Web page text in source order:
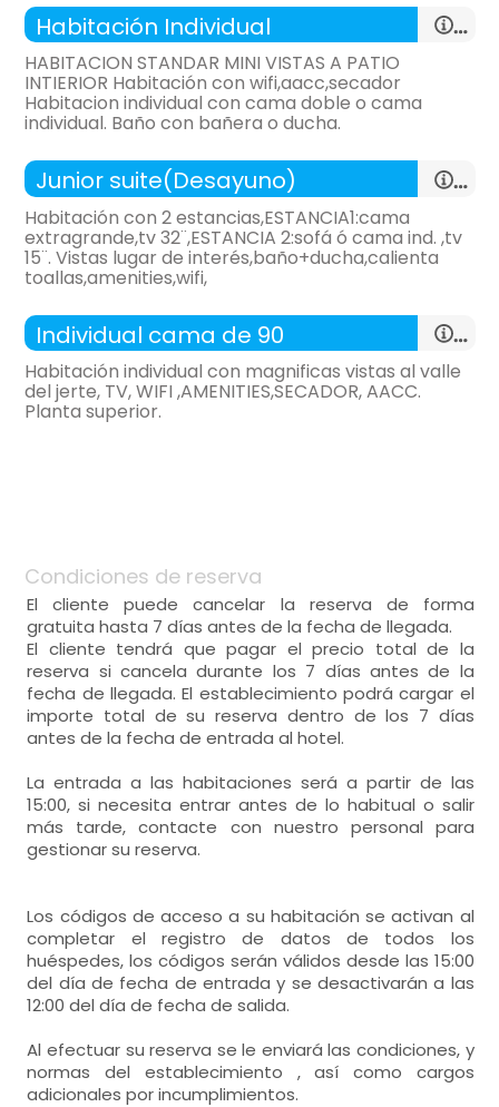
- cama individual (190x180 cm.)
TV,
Calefacción,
Aire acondicionado,
armario,
mesa de estudio,
- habitación con cuarto de baño. Incluye:
WC,
lavabo,
bañera,
secador de pelo,
Amenities,
papel wc,
habitación individual
- cama de gran tamaño (200x180 cm.)
- cama supletoria para 1 persona
TV,
Calefacción,
Aire acondicionado,
mesa de estudio,
- habitación con cuarto de baño. Incluye:
WC,
lavabo,
Habitación Individual
HABITACION STANDAR MINI VISTAS A PATIO
INTIERIOR Habitación con wifi,aacc,secador
Habitacion individual con cama doble o cama
individual. Baño con bañera o ducha.
habitación individual
- cama individual (200x135 cm.)
TV,
Calefacción,
Aire acondicionado,
armario,
secador de pelo,
Amenities,
papel wc,
Junior suite(Desayuno)
Habitación con 2 estancias,ESTANCIA1:cama
extragrande,tv 32¨,ESTANCIA 2:sofá ó cama ind. ,tv
15¨. Vistas lugar de interés,baño+ducha,calienta
toallas,amenities,wifi,
habitación con varias camas
TV,
Calefacción,
Aire acondicionado,
armario,
mesa de estudio,
- habitación con cuarto de baño. Incluye:
WC,
lavabo,
bañera,
secador de pelo,
toallas,
Amenities,
papel wc,
Individual cama de 90
Habitación individual con magnificas vistas al valle
del jerte, TV, WIFI ,AMENITIES,SECADOR, AACC.
Planta superior.
- cama individual (190x90 cm.)
TV,
Calefacción,
Aire acondicionado,
armario,
mesa de estudio,
- habitación con cuarto de baño. Incluye:
WC,
lavabo,
bañera,
Amenities,
papel wc,
Condiciones de reserva
El cliente puede cancelar la reserva de forma
gratuita hasta 7 días antes de la fecha de llegada.
El cliente tendrá que pagar el precio total de la
reserva si cancela durante los 7 días antes de la
fecha de llegada. El establecimiento podrá cargar el
importe total de su reserva dentro de los 7 días
antes de la fecha de entrada al hotel.
La entrada a las habitaciones será a partir de las
15:00, si necesita entrar antes de lo habitual o salir
más tarde, contacte con nuestro personal para
gestionar su reserva.
Los códigos de acceso a su habitación se activan al
completar el registro de datos de todos los
huéspedes, los códigos serán válidos desde las 15:00
del día de fecha de entrada y se desactivarán a las
12:00 del día de fecha de salida.
Al efectuar su reserva se le enviará las condiciones, y
normas del establecimiento , así como cargos
adicionales por incumplimientos.